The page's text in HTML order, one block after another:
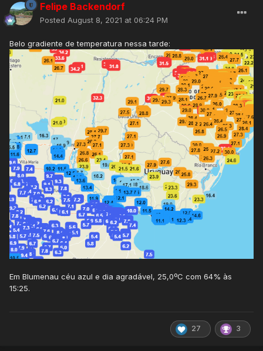
Felipe Backendorf
Posted August 8, 2021 at 06:24 PM
Belo gradiente de temperatura nessa tarde:
Em Blumenau céu azul e dia agradável, 25,0ºC com 64% às
15:25.
27 3